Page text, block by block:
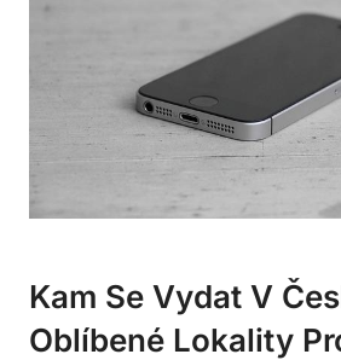
Kam Se Vydat V
Oblíbené Lokality